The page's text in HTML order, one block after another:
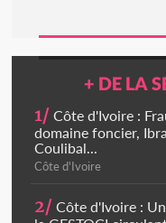
+ DE LA
1/ Côte d'Ivoire :
domaine foncier,
Coulibal...
Côte d'Ivoire
2/ Côte d'Ivoire :